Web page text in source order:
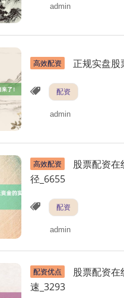
admin
高效配资 正规实盘股
配资
admin
高效配资
股票配资在
径_6655
配资
admin
配资优点
股票配资
速_3293